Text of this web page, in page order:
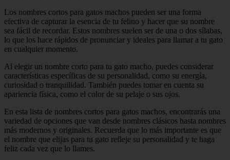
Los nombres cortos para gatos machos pueden ser una forma
efectiva de capturar la esencia de tu felino y hacer que su nombre
sea fácil de recordar. Estos nombres suelen ser de una o dos sílabas,
lo que los hace rápidos de pronunciar y ideales para llamar a tu gato
en cualquier momento.
Al elegir un nombre corto para tu gato macho, puedes considerar
características específicas de su personalidad, como su energía,
curiosidad o tranquilidad. También puedes tomar en cuenta su
apariencia física, como el color de su pelaje o sus ojos.
En esta lista de nombres cortos para gatos machos, encontrarás una
variedad de opciones que van desde nombres clásicos hasta nombres
más modernos y originales. Recuerda que lo más importante es que
el nombre que elijas para tu gato refleje su personalidad y te haga
feliz cada vez que lo llames.